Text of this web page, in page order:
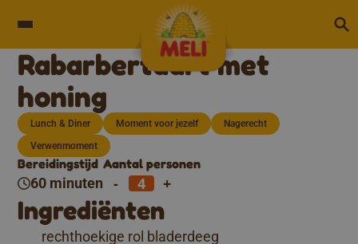
Rabarbertaart met
honing
Lunch & Diner Moment voor jezelf
Nagerecht
Verwenmoment
Bereidingstijd
60 minuten
Aantal personen
- +
Ingrediënten
rechthoekige rol bladerdeeg